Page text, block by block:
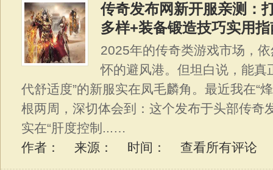
传奇发布网新开服亲测：
多样+装备锻造技巧实用
2025年的传奇类游戏市场，
怀的避风港。但坦白说，能真
代舒适度”的新服实在凤毛麟角。最近我在“
根两周，深切体会到：这个发布于头部传奇
实在“肝度控制...…
作者： 来源： 时间： 查看所有评论